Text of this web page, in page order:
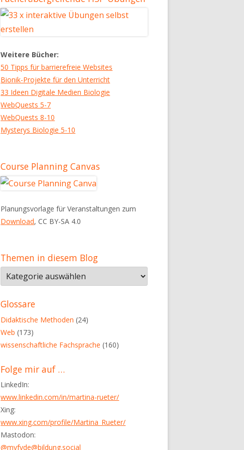
Weitere Bücher:
50 Tipps für barrierefreie Websites
Bionik-Projekte für den Unterricht
33 Ideen Digitale Medien Biologie
WebQuests 5-7
WebQuests 8-10
Mysterys Biologie 5-10
Course Planning Canvas
Planungsvorlage für Veranstaltungen zum
Download, CC BY-SA 4.0
Themen in diesem Blog
Themen
in
diesem
Blog
Glossare
Didaktische Methoden (24)
Web (173)
wissenschaftliche Fachsprache (160)
Folge mir auf …
LinkedIn:
www.linkedin.com/in/martina-rueter/
Xing:
www.xing.com/profile/Martina_Rueter/
Mastodon:
@myfyde@bildung.social